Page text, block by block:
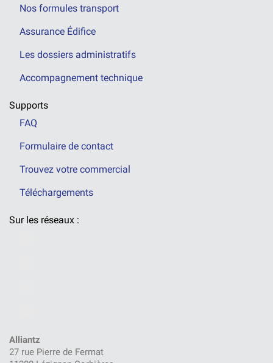
Nos formules transport
Assurance Édifice
Les dossiers administratifs
Accompagnement technique
Supports
FAQ
Formulaire de contact
Trouvez votre commercial
Téléchargements
Sur les réseaux :
Alliantz
27 rue Pierre de Fermat